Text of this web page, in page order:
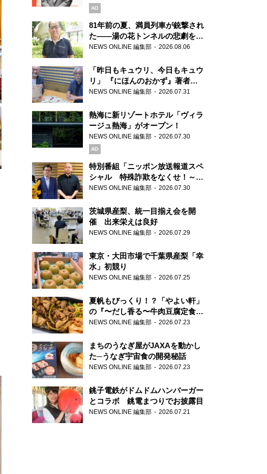
ブランドを強化
AD
81年前の夏、満員列車が銃撃され
た――湯の花トンネルの悲劇を語
り継ぐ男性
NEWS ONLINE 編集部 2026.08.06
「昨日もキュウリ、今日もキュウ
リ」 『にほんのおかず』著者が
見つけた家庭料理の知恵
NEWS ONLINE 編集部 2026.07.31
熱海に新リゾートホテル「ヴィラ
ージュ熱海」がオープン！
NEWS ONLINE 編集部 2026.07.30
AD
特別番組「ニッポン放送報道スペ
シャル 特殊詐欺をなくせ！～被
害者・加害者・警視庁が語るトク
NEWS ONLINE 編集部 2026.07.30
茨城県産梨、統一目揃え会を開
催 出来栄えは良好
NEWS ONLINE 編集部 2026.07.29
東京・大田市場で千葉県産梨「幸
水」初競り
NEWS ONLINE 編集部 2026.07.25
夏帆もびっくり！？「やよい軒」
の『〜だし香る〜牛肉豆腐定食』
が香り高すぎる
NEWS ONLINE 編集部 2026.07.23
まちのうなぎ屋がJAXAを動かし
た─うなぎ宇宙食の開発秘話
NEWS ONLINE 編集部 2026.07.23
銚子電鉄がドムドムハンバーガー
とコラボ 銚電まつりでお披露目
NEWS ONLINE 編集部 2026.07.21